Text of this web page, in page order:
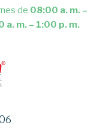
de 08:00 a. m. –
a. m. – 1:00 p. m.